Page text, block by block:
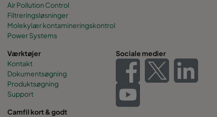
Air Pollution Control
Filtreringsløsninger
Molekylær kontamineringskontrol
Power Systems
Værktøjer
Kontakt
Dokumentsøgning
Produktsøgning
Support
Sociale medier
Camfil kort & godt